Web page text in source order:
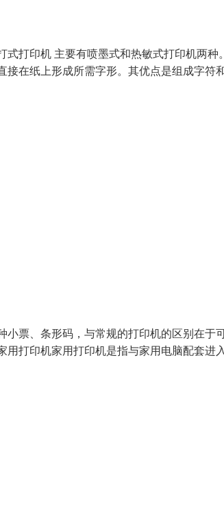
式打印机 主要有喷墨式和热敏式打印机两
在纸上形成所需字形。其优点是组成字符
票、条形码，与常规的打印机的区别在于
打印机家用打印机是指与家用电脑配套进